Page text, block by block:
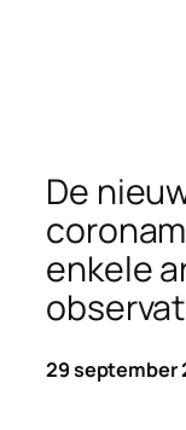
De
enkele
29 september